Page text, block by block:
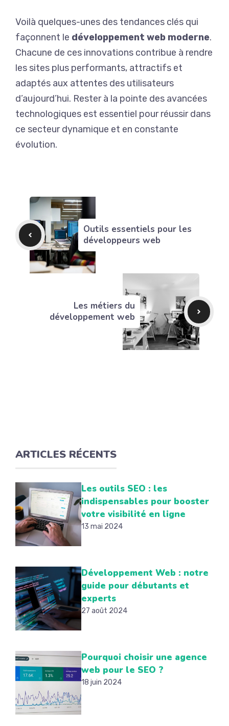
Voilà quelques-unes des tendances clés qui
façonnent le développement web moderne.
Chacune de ces innovations contribue à rendre
les sites plus performants, attractifs et
adaptés aux attentes des utilisateurs
d’aujourd’hui. Rester à la pointe des avancées
technologiques est essentiel pour réussir dans
ce secteur dynamique et en constante
évolution.
Outils essentiels pour les
développeurs web
Les métiers du
développement web
ARTICLES RÉCENTS
Les outils SEO : les
indispensables pour booster
votre visibilité en ligne
13 mai 2024
Développement Web : notre
guide pour débutants et
experts
27 août 2024
Pourquoi choisir une agence
web pour le SEO ?
18 juin 2024